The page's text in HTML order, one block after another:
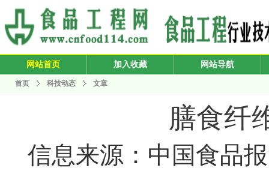
网站首页 加入收藏 网站导航
首页 科技动态 文章
膳食纤
信息来源：中国食品